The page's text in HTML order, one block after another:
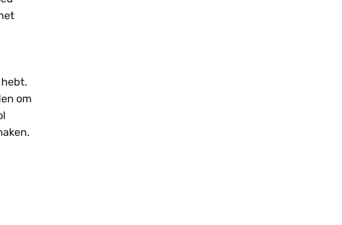
om